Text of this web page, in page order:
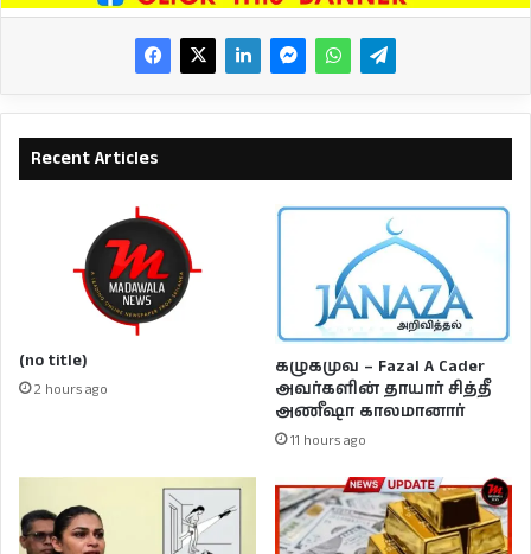
Recent Articles
(no title)
2 hours ago
கழுகமுவ – Fazal A Cader
அவர்களின் தாயார் சித்தீ
அணீஷா காலமானார்
11 hours ago